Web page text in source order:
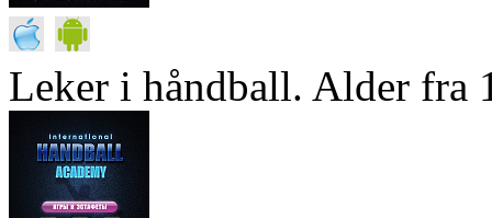
Leker i håndball. Alder fra